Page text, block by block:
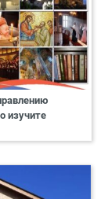
изучите